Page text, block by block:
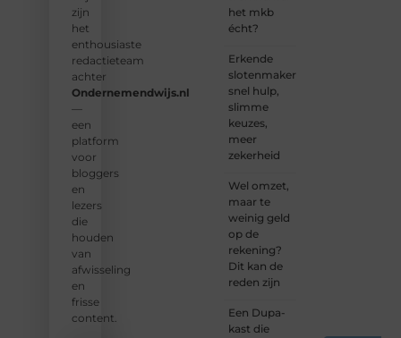
zijn
het
enthousiaste
redactieteam
achter
Ondernemendwijs.nl
—
een
platform
voor
bloggers
en
lezers
die
houden
van
afwisseling
en
frisse
content.
het mkb
écht?
Erkende
slotenmakers:
snel hulp,
slimme
keuzes,
meer
zekerheid
Wel omzet,
maar te
weinig geld
op de
rekening?
Dit kan de
reden zijn
Een Dupa-
kast die